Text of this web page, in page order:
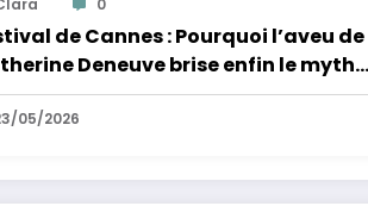
0
de Cannes : Pourquoi l’aveu de
Deneuve brise enfin le mythe
Croisette
05/2026